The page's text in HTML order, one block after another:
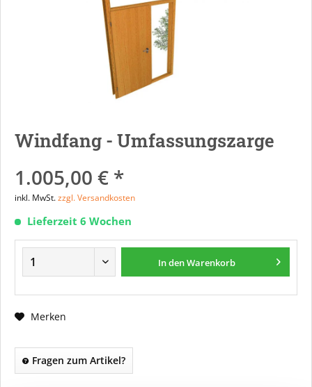
Windfang - Umfassungszarge
1.005,00 € *
inkl. MwSt.zzgl. Versandkosten
Lieferzeit 6 Wochen
In denWarenkorb
Merken
Fragen zum Artikel?